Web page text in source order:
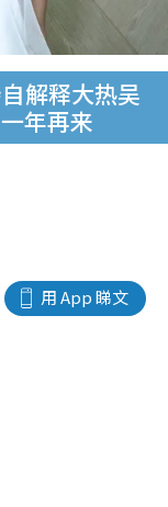
解释大热吴
年再来
用 App 睇文